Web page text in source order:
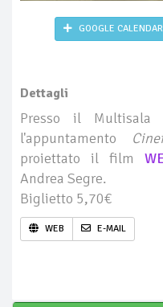
GOOGLE CALENDAR
Dettagli
Presso il Multisala
l'appuntamento
proiettato il film
Andrea Segre.
Biglietto 5,70€
WEB E-MAIL